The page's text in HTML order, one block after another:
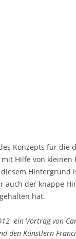
Konzepts für die
Hilfe von
Hintergrund
auch der knappe
hat.
 ein Vortrag von
den Künstlern